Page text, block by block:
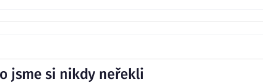
jsme si nikdy neřekli